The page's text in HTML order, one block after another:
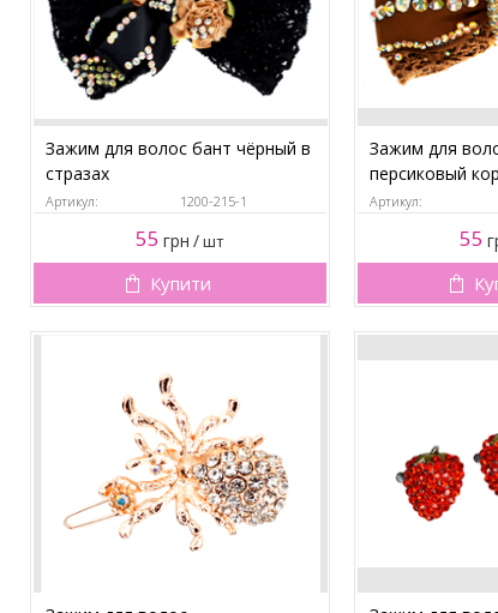
Зажим для волос бант чёрный в
стразах
Артикул: 1200-215-1
55 грн /шт
Купити
Зажим для
персиковый
Артикул:
55